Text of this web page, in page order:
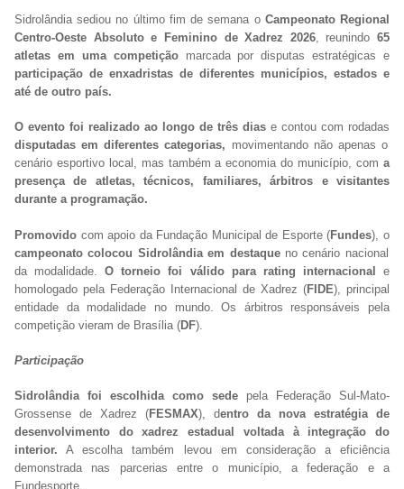
Sidrolândia sediou no último fim de semana oCampeonato Regional
Centro-Oeste Absoluto e Feminino de Xadrez 2026, reunindo 65
atletas em uma competição marcada por disputas estratégicas e
participação de enxadristas de diferentes municípios, estados e
até de outro país.
O evento foi realizado ao longo de três dias e contou com rodadas
disputadas em diferentes categorias, movimentando não apenas o
cenário esportivo local, mas também a economia do município, com a
presença de atletas, técnicos, familiares, árbitros e visitantes
durante a programação.
Promovido com apoio da Fundação Municipal de Esporte (Fundes), o
campeonato colocou Sidrolândia em destaque no cenário nacional
da modalidade.O torneio foi válido para rating internacional e
homologado pela Federação Internacional de Xadrez (FIDE), principal
entidade da modalidade no mundo. Os árbitros responsáveis pela
competição vieram de Brasília (DF).
Participação
Sidrolândia foi escolhida como sede pela Federação Sul-Mato-
Grossense de Xadrez (FESMAX), dentro da nova estratégia de
desenvolvimento do xadrez estadual voltada à integração do
interior. A escolha também levou em consideração a eficiência
demonstrada nas parcerias entre o município, a federação e a
Fundesporte.